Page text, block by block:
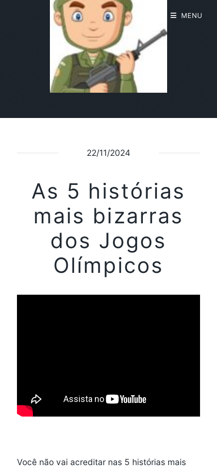
22/11/2024
As 5 histórias
mais bizarras
dos Jogos
Olímpicos
Você não vai acreditar nas 5 histórias mais
MENU